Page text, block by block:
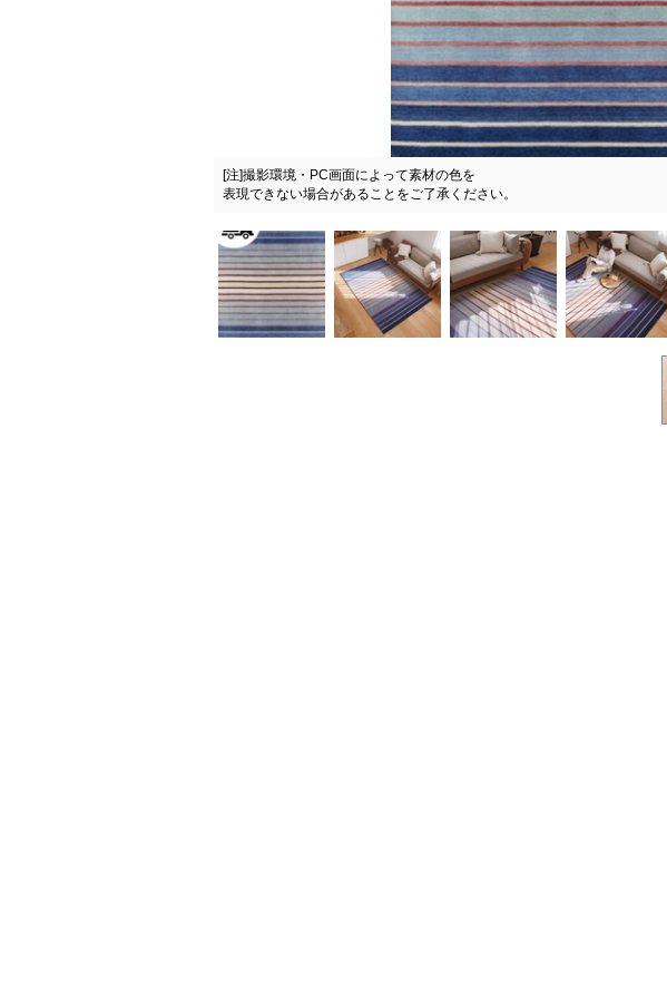
[注]撮影環境・PC画面によって素材の色を
表現できない場合があることをご了承ください。
上品な雰囲気に